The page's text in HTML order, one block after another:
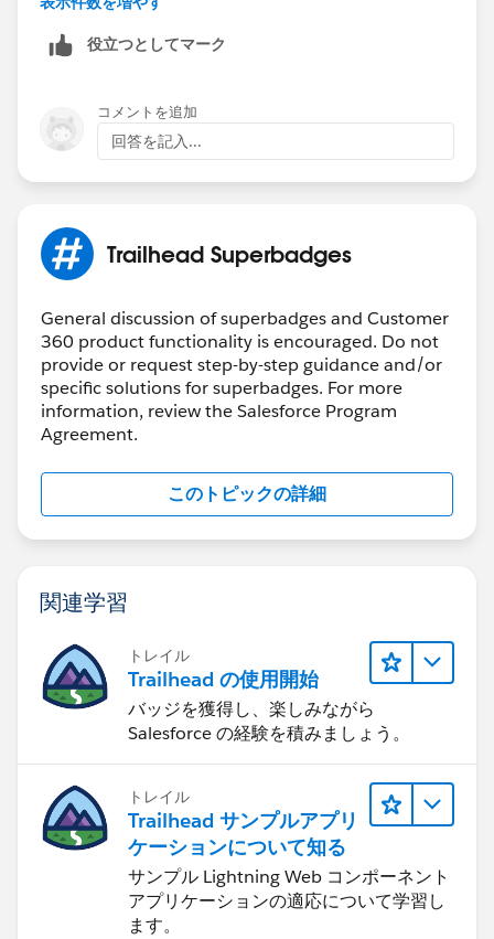
command, it is a tool used by our Agents to tell the
役立つとしてマーク
コメントを追加
回答を記入...
Trailhead Superbadges
General discussion of superbadges and Customer
360 product functionality is encouraged. Do not
provide or request step-by-step guidance and/or
specific solutions for superbadges. For more
information, review the Salesforce Program
Agreement.
このトピックの詳細
関連学習
トレイル
Trailhead の使用開始
バッジを獲得し、楽しみながら
Salesforce の経験を積みましょう。
トレイル
Trailhead サンプルアプリ
ケーションについて知る
サンプル Lightning Web コンポーネント
アプリケーションの適応について学習し
ます。